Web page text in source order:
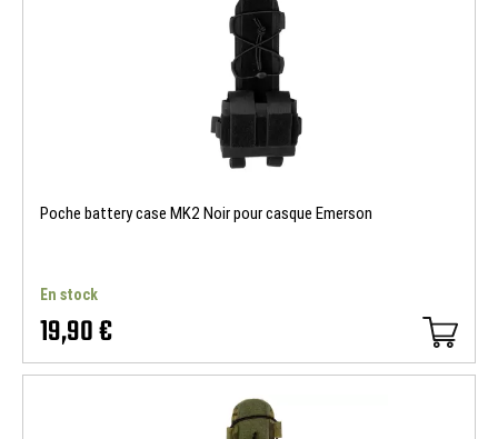
Poche battery case MK2 Noir pour casque Emerson
En stock
19,90 €